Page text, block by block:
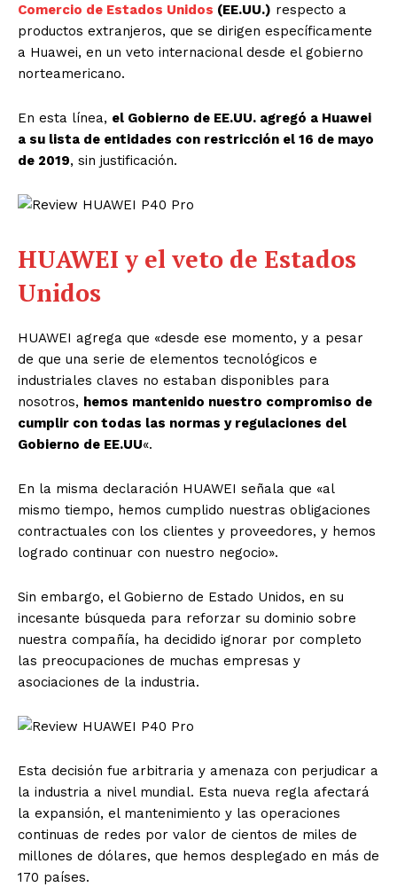
Comercio de Estados Unidos (EE.UU.) respecto a
productos extranjeros, que se dirigen específicamente
a Huawei, en un veto internacional desde el gobierno
norteamericano.
En esta línea, el Gobierno de EE.UU. agregó a Huawei
a su lista de entidades con restricción el 16 de mayo
de 2019, sin justificación.
HUAWEI y el veto de Estados
Unidos
HUAWEI agrega que «desde ese momento, y a pesar
de que una serie de elementos tecnológicos e
industriales claves no estaban disponibles para
nosotros, hemos mantenido nuestro compromiso de
cumplir con todas las normas y regulaciones del
Gobierno de EE.UU«.
En la misma declaración HUAWEI señala que «al
mismo tiempo, hemos cumplido nuestras obligaciones
contractuales con los clientes y proveedores, y hemos
logrado continuar con nuestro negocio».
Sin embargo, el Gobierno de Estado Unidos, en su
incesante búsqueda para reforzar su dominio sobre
nuestra compañía, ha decidido ignorar por completo
las preocupaciones de muchas empresas y
asociaciones de la industria.
Esta decisión fue arbitraria y amenaza con perjudicar a
la industria a nivel mundial. Esta nueva regla afectará
la expansión, el mantenimiento y las operaciones
continuas de redes por valor de cientos de miles de
millones de dólares, que hemos desplegado en más de
170 países.